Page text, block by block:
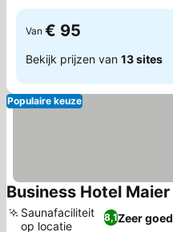
Van € 95
Bekijk prijzen van 13 sites
Populaire keuze
Business Hotel Maier
8,1Zeer goed
Saunafaciliteit
op locatie